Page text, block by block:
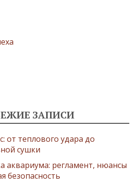
ЗАПИСИ
от теплового удара до
сушки
аквариума: регламент, нюансы
безопасность